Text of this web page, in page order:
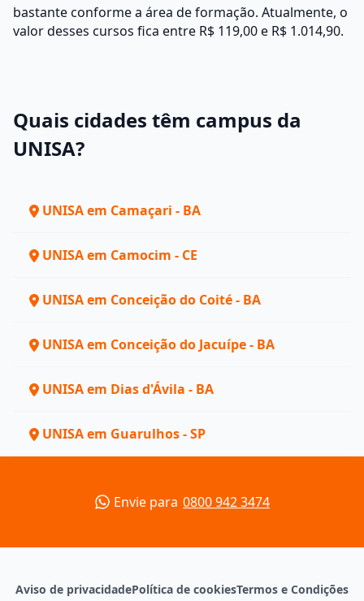
bastante conforme a área de formação. Atualmente, o
valor desses cursos fica entre R$ 119,00 e R$ 1.014,90.
Quais cidades têm campus da
UNISA?
UNISA em Camaçari - BA
UNISA em Camocim - CE
UNISA em Conceição do Coité - BA
UNISA em Conceição do Jacuípe - BA
UNISA em Dias d'Ávila - BA
UNISA em Guarulhos - SP
Envie para 0800 942 3474
Aviso de privacidadePolítica de cookiesTermos e Condições